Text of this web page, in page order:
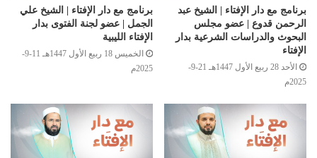
برنامج مع دار الإفتاء | الشيخ عبد
الرحمن قدوع | عضو مجلس
البحوث والدراسات الشرعية بدار
الإفتاء
الأحد 28 ربيع الأول 1447هـ 21-9-
2025م
برنامج مع دار الإفتاء | الشيخ علي
الجمل | عضو لجنة الفتوى بدار
الإفتاء الليبية
الخميس 18 ربيع الأول 1447هـ 11-9-
2025م